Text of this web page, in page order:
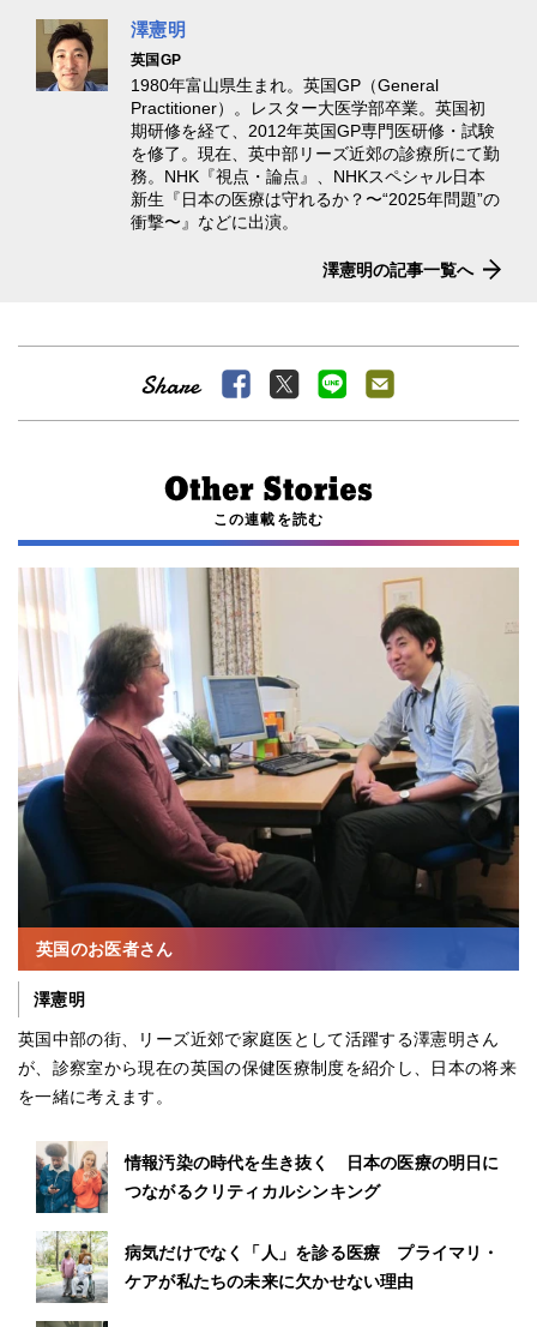
澤憲明
英国GP
1980年富⼭県⽣まれ。英国GP（General
Practitioner）。レスター⼤医学部卒業。英国初
期研修を経て、2012年英国GP専⾨医研修・試験
を修了。現在、英中部リーズ近郊の診療所にて勤
務。NHK『視点・論点』、NHKスペシャル⽇本
新⽣『⽇本の医療は守れるか？〜“2025年問題”の
衝撃〜』などに出演。
澤憲明の記事一覧へ
この連載を読む
英国のお医者さん
澤憲明
英国中部の街、リーズ近郊で家庭医として活躍する澤憲明さん
が、診察室から現在の英国の保健医療制度を紹介し、日本の将来
を一緒に考えます。
情報汚染の時代を生き抜く 日本の医療の明日に
つながるクリティカルシンキング
病気だけでなく「人」を診る医療 プライマリ・
ケアが私たちの未来に欠かせない理由